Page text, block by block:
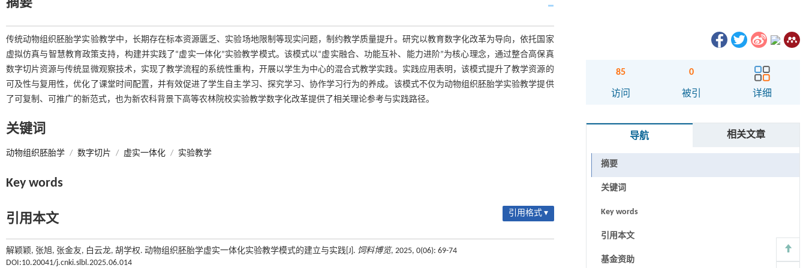
摘要
传统动物组织胚胎学实验教学中，长期存在标本资源匮乏、实验场地限制等现实问题，制约教学质量提升。研究以教育数字化改革为导向，依托国家
虚拟仿真与智慧教育政策支持，构建并实践了“虚实一体化”实验教学模式。该模式以“虚实融合、功能互补、能力进阶”为核心理念，通过整合高保真
数字切片资源与传统显微观察技术，实现了教学流程的系统性重构，开展以学生为中心的混合式教学实践。实践应用表明，该模式提升了教学资源的
可及性与复用性，优化了课堂时间配置，并有效促进了学生自主学习、探究学习、协作学习行为的养成。该模式不仅为动物组织胚胎学实验教学提供
了可复制、可推广的新范式，也为新农科背景下高等农林院校实验教学数字化改革提供了相关理论参考与实践路径。
关键词
动物组织胚胎学 / 数字切片 / 虚实一体化 / 实验教学
Key words
引用本文 引用格式 ▾
解颖颖, 张旭, 张金友, 白云龙, 胡学权. 动物组织胚胎学虚实一体化实验教学模式的建立与实践[J]. 饲料博览, 2025, 0(06): 69-74
DOI:10.20041/j.cnki.slbl.2025.06.014
85
访问
0
被引 详细
导航 相关文章
摘要
关键词
Key words
引用本文
基金资助